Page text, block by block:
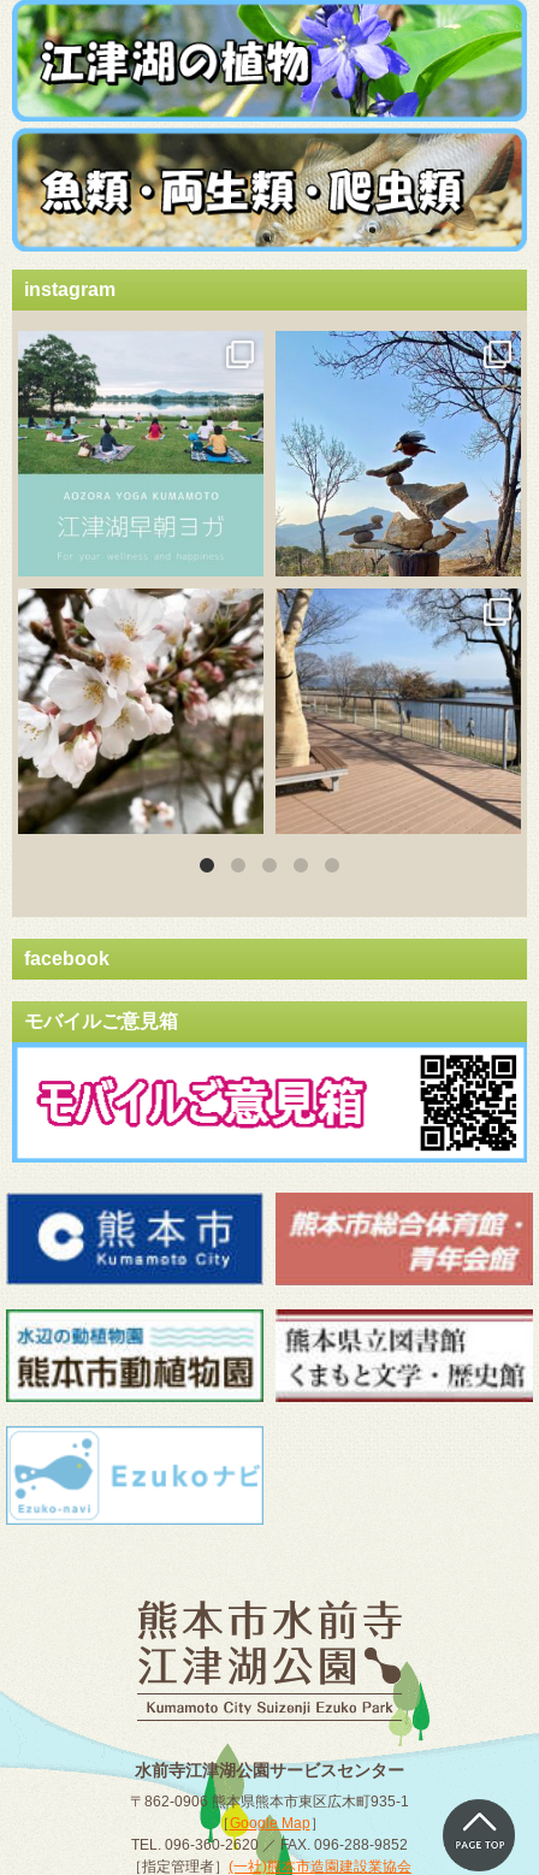
instagram
3月 20
3月 18
3月 18
facebook
モバイルご意見箱
水前寺江津湖公園サービスセンター
〒862-0906 熊本県熊本市東区広木町935-1
［Google Map］
TEL. 096-360-2620 ／ FAX. 096-288-9852
［指定管理者］ (一社)熊本市造園建設業協会